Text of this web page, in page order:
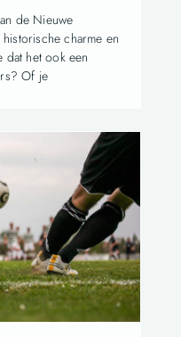
de Nieuwe
charme en
dat het ook een
Of je